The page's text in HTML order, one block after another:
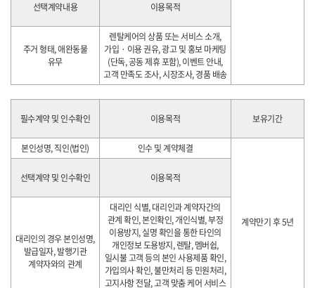
선택계약내용 이용목적
주거 형태, 애완동물
유무
렌탈케어의 상품 또는 서비스 소개,
가입 · 이용 권유, 광고 및 홍보 마케팅
(단독, 공동 제휴 포함), 이벤트 안내,
고객 만족도 조사, 시장조사, 경품 배송
필수계약 및 인수확인 이용목적 보유기간
본인성명, 직인(법인) 인수 및 계약체결
계약만기 후 5년
선택계약 및 인수확인 이용목적
대리인의 경우 본인성명,
발급일자, 발행기관
계약자와의 관계
대리인 식별, 대리인과 계약자간의
관계 확인, 본인확인, 개인식별, 부정
이용방지, 실명 확인을 통한 타인의
개인정보 도용방지, 렌탈, 멤버쉽,
일시불 고객 등의 본인 사용제품 확인,
가입의사 확인, 불만처리 등 민원처리,
고지사항 전달, 고객 맞춤 케어 서비스